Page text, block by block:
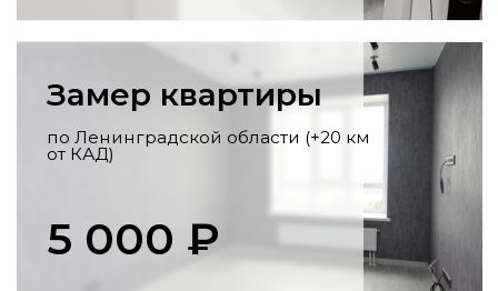
профессиональный перенос стояков,
розеток, выводов под сантехнику по